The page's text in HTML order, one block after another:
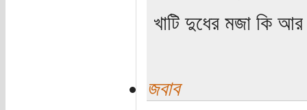
খাটি দুধের মজা কি
জবাব